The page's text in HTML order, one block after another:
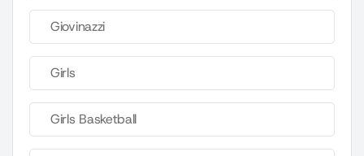
Giovinazzi
Girls
Girls Basketball